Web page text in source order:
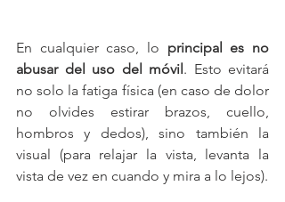
En cualquier caso, lo principal es no
abusar del uso del móvil. Esto evitará
no solo la fatiga física (en caso de dolor
no olvides estirar brazos, cuello,
hombros y dedos), sino también la
visual (para relajar la vista, levanta la